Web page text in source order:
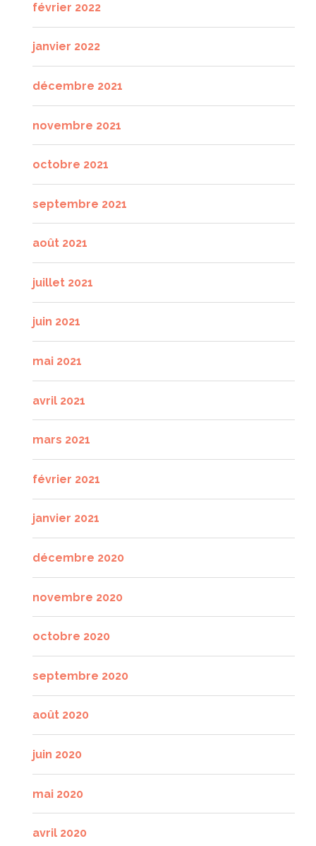
février 2022
janvier 2022
décembre 2021
novembre 2021
octobre 2021
septembre 2021
août 2021
juillet 2021
juin 2021
mai 2021
avril 2021
mars 2021
février 2021
janvier 2021
décembre 2020
novembre 2020
octobre 2020
septembre 2020
août 2020
juin 2020
mai 2020
avril 2020